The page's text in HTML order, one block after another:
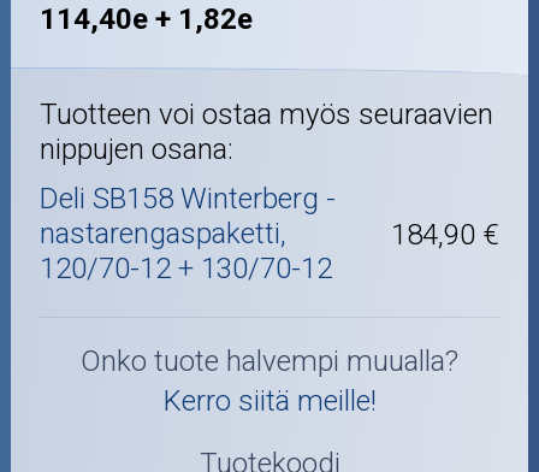
114,40e + 1,82e
Tuotteen voi ostaa myös seuraavien
nippujen osana:
Deli SB158 Winterberg -
nastarengaspaketti,
120/70-12 + 130/70-12
184,90 €
Onko tuote halvempi muualla?
Kerro siitä meille!
Tuotekoodi